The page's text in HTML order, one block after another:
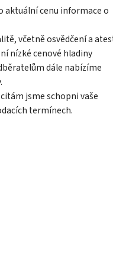
aktuální cenu informace o
včetně osvědčení a
nízké cenové hladiny
dále nabízíme
jsme schopni vaše
termínech.